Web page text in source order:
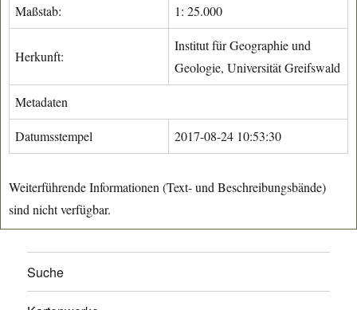
Maßstab: 1: 25.000
Herkunft:
Institut für Geographie und
Geologie, Universität Greifswald
Metadaten
Datumsstempel 2017-08-24 10:53:30
Weiterführende Informationen (Text- und Beschreibungsbände)
sind nicht verfügbar.
Suche